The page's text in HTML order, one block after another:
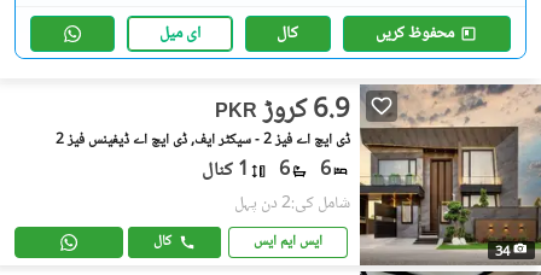
محفوظ کریں کال ای میل
34
PKR 6.9 کروڑ
ڈی ایچ اے فیز 2 - سیکٹر ایف, ڈی ایچ اے ڈیفینس فیز 2
6
6 1 کنال
شامل کی:2 دن پہل
ایس ایم ایس کال